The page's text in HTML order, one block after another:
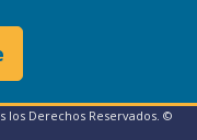
los Derechos Reservados. ©